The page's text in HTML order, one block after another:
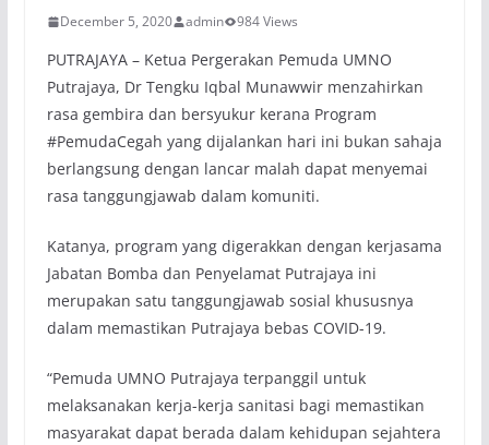
December 5, 2020 admin 984 Views
PUTRAJAYA – Ketua Pergerakan Pemuda UMNO
Putrajaya, Dr Tengku Iqbal Munawwir menzahirkan
rasa gembira dan bersyukur kerana Program
#PemudaCegah yang dijalankan hari ini bukan sahaja
berlangsung dengan lancar malah dapat menyemai
rasa tanggungjawab dalam komuniti.
Katanya, program yang digerakkan dengan kerjasama
Jabatan Bomba dan Penyelamat Putrajaya ini
merupakan satu tanggungjawab sosial khususnya
dalam memastikan Putrajaya bebas COVID-19.
“Pemuda UMNO Putrajaya terpanggil untuk
melaksanakan kerja-kerja sanitasi bagi memastikan
masyarakat dapat berada dalam kehidupan sejahtera